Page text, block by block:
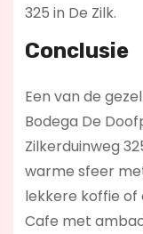
325 in De Zilk.
Conclusie
Een van de
Bodega De
Zilkerduinweg
warme sfeer
lekkere koffie of
Cafe met